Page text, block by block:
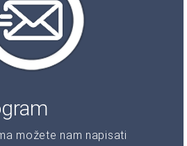
možete nam napisati